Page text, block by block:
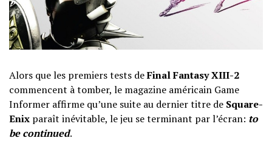
Alors que les premiers tests deFinal Fantasy XIII-2
commencent à tomber, le magazine américain Game
Informer affirme qu’une suite au dernier titre de Square-
Enix paraît inévitable, le jeu se terminant par l’écran: to
be continued.